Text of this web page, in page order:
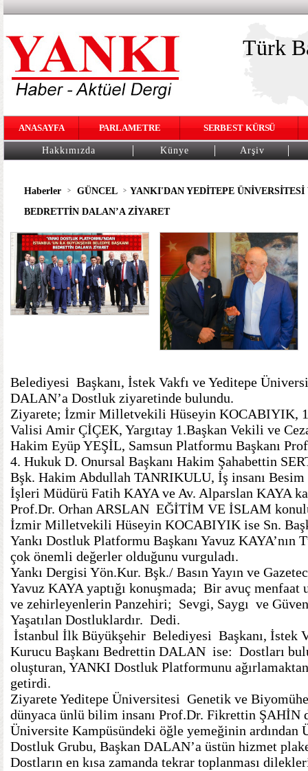
Türk
ANASAYFA PARLAMETRE SERBEST KÜRSÜ
Hakkımızda Künye Arşiv
Haberler > GÜNCEL > YANKI'DAN YEDİTEPE
BEDRETTİN DALAN’A ZİYARET
Belediyesi Başkanı, İstek Vakfı ve Yeditepe
DALAN’a Dostluk ziyaretinde bulundu.
Ziyarete; İzmir Milletvekili Hüseyin KOCABIYIK,
Valisi Amir ÇİÇEK, Yargıtay 1.Başkan Vekili ve
Hakim Eyüp YEŞİL, Samsun Platformu Başkanı
4. Hukuk D. Onursal Başkanı Hakim Şahabettin
Bşk. Hakim Abdullah TANRIKULU, İş insanı Besim
İşleri Müdürü Fatih KAYA ve Av. Alparslan KAYA
Prof.Dr. Orhan ARSLAN EĞİTİM VE İSLAM
İzmir Milletvekili Hüseyin KOCABIYIK ise Sn.
Yankı Dostluk Platformu Başkanı Yavuz
çok önemli değerler olduğunu vurguladı.
Yankı Dergisi Yön.Kur. Bşk./ Basın Yayın ve
Yavuz KAYA yaptığı konuşmada; Bir avuç menfaat
ve zehirleyenlerin Panzehiri; Sevgi, Saygı ve
Yaşatılan Dostluklardır. Dedi.
İstanbul İlk Büyükşehir Belediyesi Başkanı, İstek
Kurucu Başkanı Bedrettin DALAN ise: Dostları
oluşturan, YANKI Dostluk Platformunu
getirdi.
Ziyarete Yeditepe Üniversitesi Genetik ve
dünyaca ünlü bilim insanı Prof.Dr. Fikrettin ŞAHİN
Üniversite Kampüsündeki öğle yemeğinin ardından
Dostluk Grubu, Başkan DALAN’a üstün hizmet
Dostların en kısa zamanda tekrar toplanması